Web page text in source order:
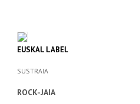
EUSKAL LABEL
SUSTRAIA
ROCK-JAIA